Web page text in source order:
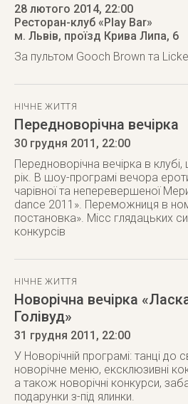
28 лютого 2014, 22:00
Ресторан-клуб «Play Bar»
м. Львів, проїзд Крива Липа, 6
За пультом Gooch Brown та
НІЧНЕ ЖИТТЯ
Передноворічна вечірка
30 грудня 2011 , 22:00
Передноворічна вечірка в
рік. В шоу-програмі вечора
чарівної та неперевершеної
dance 2011». Переможниця в
постановка». Місс глядацьких
конкурсів
НІЧНЕ ЖИТТЯ
Новорічна вечірка
Голівуд»
31 грудня 2011 , 22:00
У Новорічній програмі: танці до
новорічне меню, ексклюзивні
а також новорічні конкурси,
подарунки з-під ялинки.